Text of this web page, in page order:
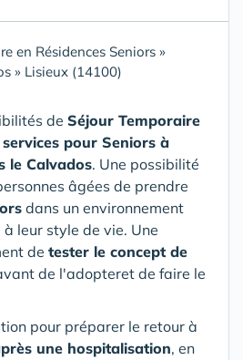
en Résidences Seniors »
» Lisieux (14100)
de Séjour Temporaire
pour Seniors à
le Calvados. Une possibilité
âgées de prendre
dans un environnement
leur style de vie. Une
de tester le concept de
de l'adopteret de faire le
pour préparer le retour à
une hospitalisation, en